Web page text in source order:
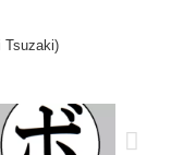
Tsuzaki)